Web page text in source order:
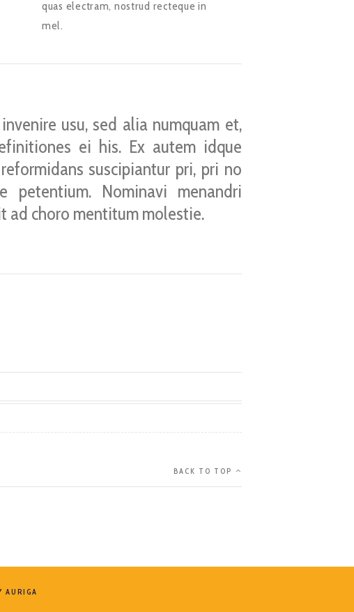
quas electram, nostrud recteque in
mel.
usu, sed alia numquam et,
ei his. Ex autem idque
suscipiantur pri, pri no
petentium. Nominavi menandri
ad choro mentitum molestie.
BACK TO TOP
AURIGA